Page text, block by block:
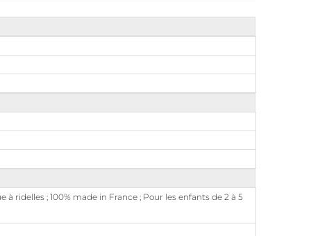
ridelles ; 100% made in France ; Pour les enfants de 2 à 5